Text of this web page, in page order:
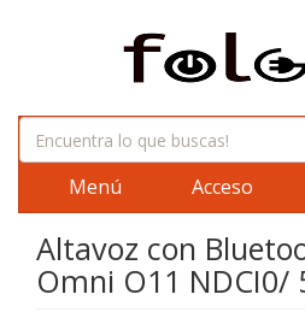
Menú Acceso
Altavoz con
Omni O11 NDCI0/